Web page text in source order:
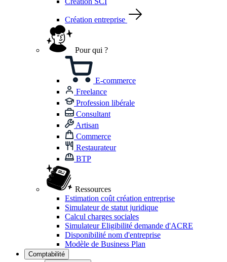
Création entreprise
Pour qui ?
E-commerce
Freelance
Profession libérale
Consultant
Artisan
Commerce
Restaurateur
BTP
Ressources
Estimation coût création entreprise
Simulateur de statut juridique
Calcul charges sociales
Simulateur Eligibilité demande d'ACRE
Disponibilité nom d'entreprise
Modèle de Business Plan
Comptabilité